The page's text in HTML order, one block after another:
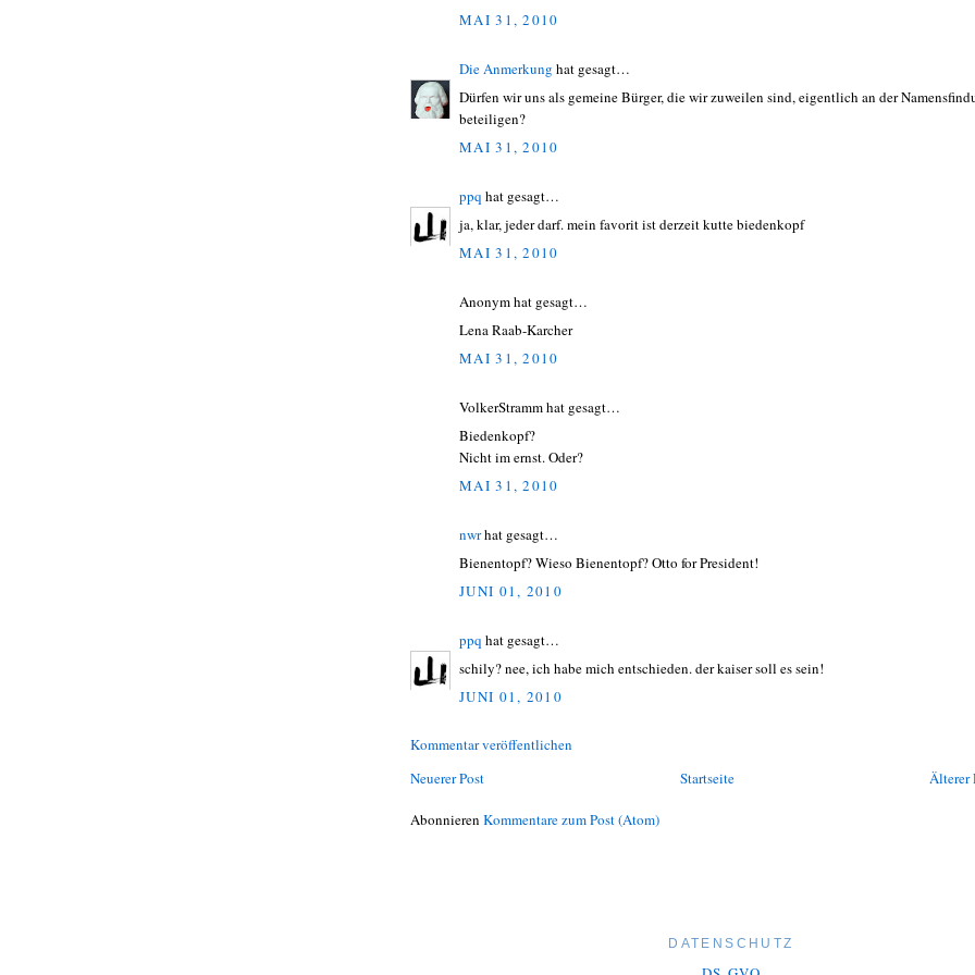
MAI 31, 2010
Die Anmerkung hat gesagt…
Dürfen wir uns als gemeine Bürger, die wir zuweilen sind, eigentlich an der
beteiligen?
MAI 31, 2010
ppq hat gesagt…
ja, klar, jeder darf. mein favorit ist derzeit kutte biedenkopf
MAI 31, 2010
Anonym hat gesagt…
Lena Raab-Karcher
MAI 31, 2010
VolkerStramm hat gesagt…
Biedenkopf?
Nicht im ernst. Oder?
MAI 31, 2010
nwrhat gesagt…
Bienentopf? Wieso Bienentopf? Otto for President!
JUNI 01, 2010
ppq hat gesagt…
schily? nee, ich habe mich entschieden. der kaiser soll es sein!
JUNI 01, 2010
Kommentar veröffentlichen
Neuerer Post
Älterer
Startseite
Abonnieren Kommentare zum Post (Atom)
DATENSCHUTZ